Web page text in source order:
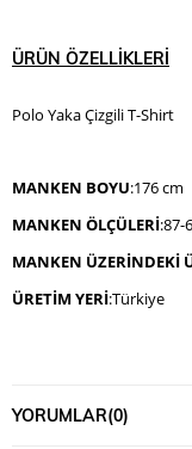
ÜRÜN ÖZELLIKLERI
Polo Yaka Çizgili T-Shirt
MANKEN BOYU:176 cm
MANKEN ÖLÇÜLERİ:87-
MANKEN ÜZERİNDEKİ
ÜRETİM YERİ:Türkiye
YORUMLAR(0)